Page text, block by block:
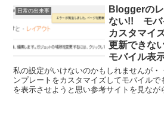
日常の出来事
Bloggerの
ない!! モバ
カスタマイ
更新できな
モバイル表示
私の設定がいけないのかもしれませんが・
ンプレートをカスタマイズしてモバイルで
を表示させようと思い参考サイトを見なが